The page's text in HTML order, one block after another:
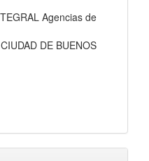
Agencias de
DE BUENOS